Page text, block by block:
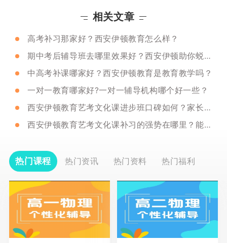
相关文章
高考补习那家好？西安伊顿教育怎么样？
期中考后辅导班去哪里效果好？西安伊顿助你蜕变！
中高考补课哪家好？西安伊顿教育是教育教学吗？
一对一教育哪家好?一对一辅导机构哪个好一些？
西安伊顿教育艺考文化课进步班口碑如何？家长们认可吗？
西安伊顿教育艺考文化课补习的强势在哪里？能免费试听吗？
热门课程 热门资讯 热门资料 热门福利